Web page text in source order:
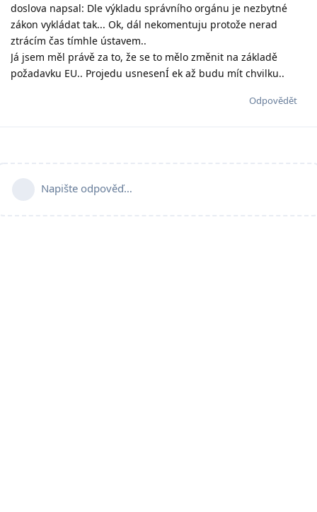
doslova napsal: Dle výkladu správního orgánu je nezbytné
zákon vykládat tak... Ok, dál nekomentuju protože nerad
ztrácím čas tímhle ústavem..
Já jsem měl právě za to, že se to mělo změnit na základě
požadavku EU.. Projedu usnesenÍ ek až budu mít chvilku..
Odpovědět
Napište odpověď…